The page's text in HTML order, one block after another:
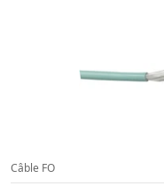
Câble FO